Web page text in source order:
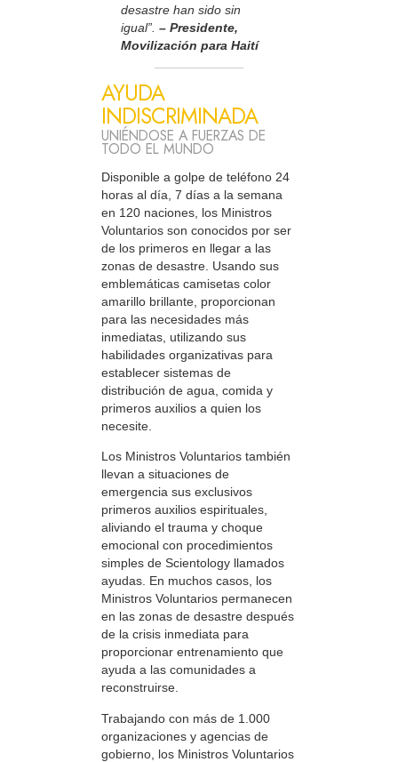
desastre han sido sin
igual”. – Presidente,
Movilización para Haití
AYUDA
INDISCRIMINADA
UNIÉNDOSE A FUERZAS DE
TODO EL MUNDO
Disponible a golpe de teléfono 24
horas al día, 7 días a la semana
en 120 naciones, los Ministros
Voluntarios son conocidos por ser
de los primeros en llegar a las
zonas de desastre. Usando sus
emblemáticas camisetas color
amarillo brillante, proporcionan
para las necesidades más
inmediatas, utilizando sus
habilidades organizativas para
establecer sistemas de
distribución de agua, comida y
primeros auxilios a quien los
necesite.
Los Ministros Voluntarios también
llevan a situaciones de
emergencia sus exclusivos
primeros auxilios espirituales,
aliviando el trauma y choque
emocional con procedimientos
simples de Scientology llamados
ayudas. En muchos casos, los
Ministros Voluntarios permanecen
en las zonas de desastre después
de la crisis inmediata para
proporcionar entrenamiento que
ayuda a las comunidades a
reconstruirse.
Trabajando con más de 1.000
organizaciones y agencias de
gobierno, los Ministros Voluntarios